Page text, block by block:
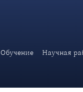
Обучение Научная